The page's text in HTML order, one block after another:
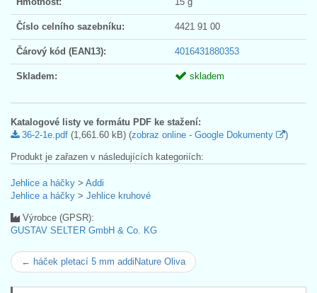
Číslo celního sazebníku: 4421 91 00
Čárový kód (EAN13): 4016431880353
Skladem: skladem
Katalogové listy ve formátu PDF ke stažení:
36-2-1e.pdf (1,661.60 kB) (zobraz online - Google Dokumenty )
Produkt je zařazen v následujících kategoriích:
Jehlice a háčky > Addi
Jehlice a háčky > Jehlice kruhové
Výrobce (GPSR):
GUSTAV SELTER GmbH & Co. KG
← háček pletací 5 mm addiNature Oliva